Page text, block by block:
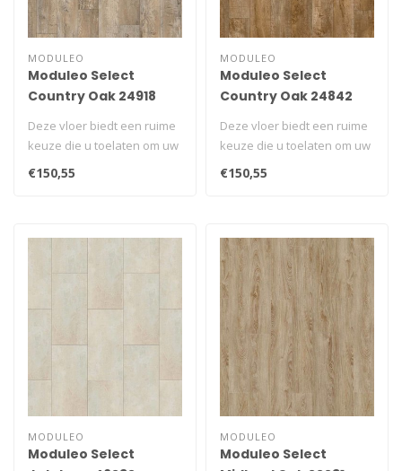
MODULEO
Moduleo Select
Country Oak 24918
Deze vloer biedt een ruime
keuze die u toelaten om uw
unieke ruimte te creëren..
€150,55
MODULEO
Moduleo Select
Country Oak 24842
Deze vloer biedt een ruime
keuze die u toelaten om uw
unieke ruimte te creëren..
€150,55
MODULEO
Moduleo Select
MODULEO
Moduleo Select